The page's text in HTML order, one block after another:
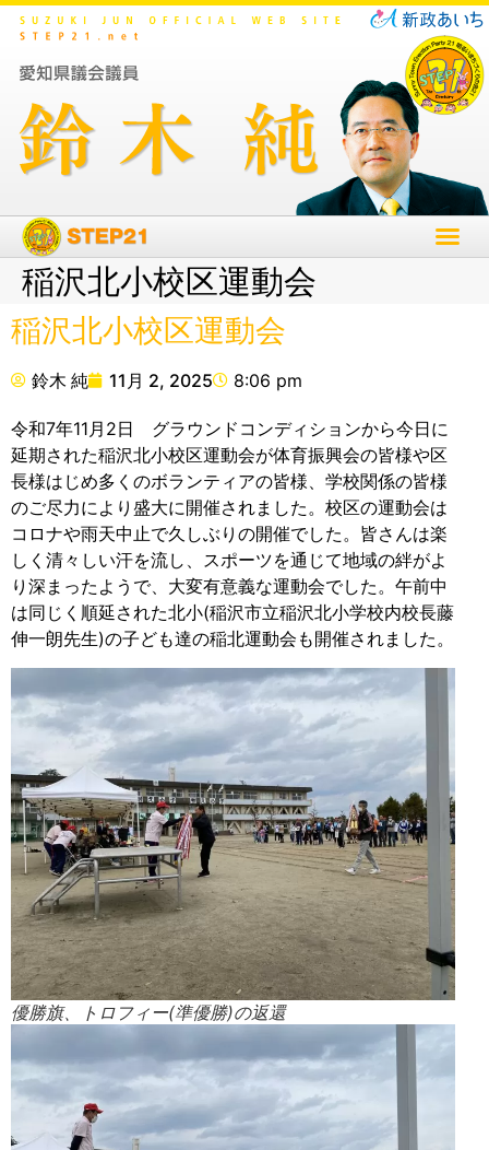
稲沢北小校区運動会
稲沢北小校区運動会
鈴木 純 11月 2, 2025 8:06 pm
令和7年11月2日 グラウンドコンディションから今日に
延期された稲沢北小校区運動会が体育振興会の皆様や区
長様はじめ多くのボランティアの皆様、学校関係の皆様
のご尽力により盛大に開催されました。校区の運動会は
コロナや雨天中止で久しぶりの開催でした。皆さんは楽
しく清々しい汗を流し、スポーツを通じて地域の絆がよ
り深まったようで、大変有意義な運動会でした。午前中
は同じく順延された北小(稲沢市立稲沢北小学校内校長藤
伸一朗先生)の子ども達の稲北運動会も開催されました。
優勝旗、トロフィー(準優勝)の返還